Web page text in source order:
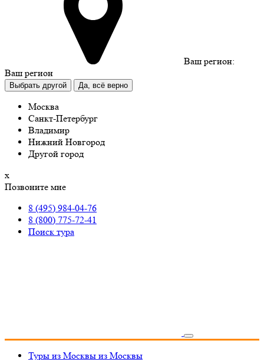
Ваш регион:
Ваш регион
Выбрать другой Да, всё верно
Москва
Санкт-Петербург
Владимир
Нижний Новгород
Другой город
х
Позвоните мне
8 (495) 984-04-76
8 (800) 775-72-41
Поиск тура
Туры из Москвы из Москвы